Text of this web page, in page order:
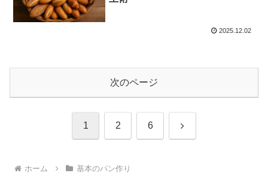
2025.12.02
次のページ
1 2 6 次
ホーム 基本のパン作り